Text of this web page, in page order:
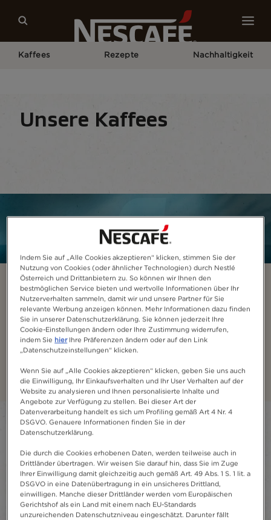
Kaffees Rezepte Nachhaltigkeit
Unsere Kaffees
NESCAFÉ® Ready-to-
drink
Der NESCAFÉ Ready-to-Drink Kaffee in vier
Variationen: Entscheide du, welcher Typ du bist und
hab dein Kaffee direkt trinkbereit – wann und wo du
Filter
3 Produkte Sort: Am meisten empfohlen
Indem Sie auf „Alle Cookies akzeptieren“ klicken, stimmen Sie der
Nutzung von Cookies (oder ähnlicher Technologien) durch Nestlé
Österreich und Drittanbietern zu. So können wir Ihnen den
bestmöglichen Service bieten und wertvolle Informationen über Ihr
Nutzerverhalten sammeln, damit wir und unsere Partner für Sie
relevante Werbung anzeigen können. Mehr Informationen dazu finden
Sie in unserer Datenschutzerklärung. Sie können jederzeit Ihre
Cookie-Einstellungen ändern oder Ihre Zustimmung widerrufen,
indem Sie hierIhre Präferenzen ändern oder auf den Link
„Datenschutzeinstellungen“ klicken.
Wenn Sie auf „Alle Cookies akzeptieren“ klicken, geben Sie uns auch
die Einwilligung, Ihr Einkaufsverhalten und Ihr User Verhalten auf der
Website zu analysieren und Ihnen personalisierte Inhalte und
Angebote zur Verfügung zu stellen. Bei dieser Art der
Datenverarbeitung handelt es sich um Profiling gemäß Art 4 Nr. 4
DSGVO. Genauere Informationen finden Sie in der
Datenschutzerklärung.
Die durch die Cookies erhobenen Daten, werden teilweise auch in
Drittländer übertragen. Wir weisen Sie darauf hin, dass Sie im Zuge
Ihrer Einwilligung damit gleichzeitig auch gemäß Art. 49 Abs. 1 S. 1 lit. a
DSGVO in eine Datenübertragung in ein unsicheres Drittland,
einwilligen. Manche dieser Drittländer werden vom Europäischen
Gerichtshof als ein Land mit einem nach EU-Standards
unzureichenden Datenschutzniveau eingeschätzt. Darunter fällt